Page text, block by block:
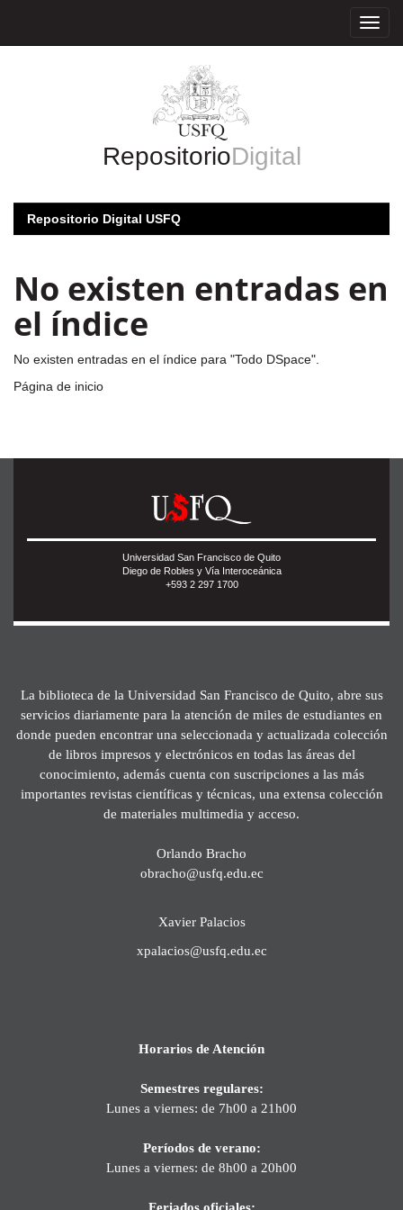
RepositorioDigital
Repositorio Digital USFQ
No existen entradas en
el índice
No existen entradas en el índice para "Todo DSpace".
Página de inicio
Universidad San Francisco de Quito
Diego de Robles y Vía Interoceánica
+593 2 297 1700
La biblioteca de la Universidad San Francisco de Quito, abre sus
servicios diariamente para la atención de miles de estudiantes en
donde pueden encontrar una seleccionada y actualizada colección
de libros impresos y electrónicos en todas las áreas del
conocimiento, además cuenta con suscripciones a las más
importantes revistas científicas y técnicas, una extensa colección
de materiales multimedia y acceso.
Orlando Bracho
obracho@usfq.edu.ec
Xavier Palacios
xpalacios@usfq.edu.ec
Horarios de Atención
Semestres regulares:
Lunes a viernes: de 7h00 a 21h00
Períodos de verano:
Lunes a viernes: de 8h00 a 20h00
Feriados oficiales: